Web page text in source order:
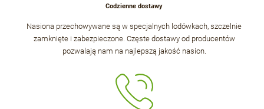
Codzienne dostawy
Nasiona przechowywane są w specjalnych lodówkach, szczelnie
zamknięte i zabezpieczone. Częste dostawy od producentów
pozwalają nam na najlepszą jakość nasion.